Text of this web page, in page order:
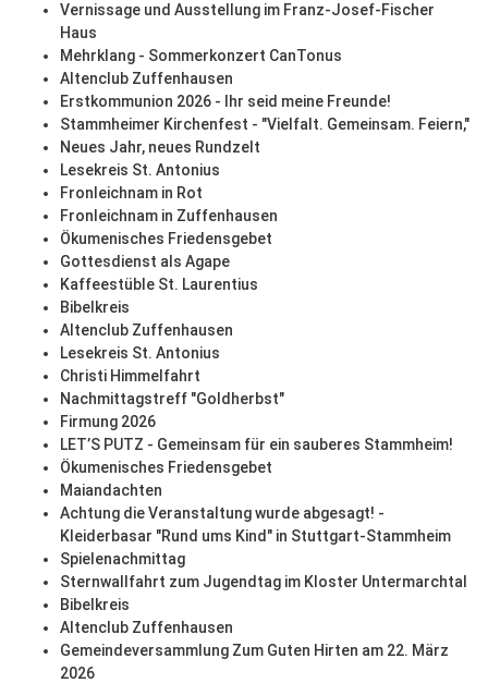
Vernissage und Ausstellung im Franz-Josef-Fischer
Haus
Mehrklang - Sommerkonzert CanTonus
Altenclub Zuffenhausen
Erstkommunion 2026 - Ihr seid meine Freunde!
Stammheimer Kirchenfest - "Vielfalt. Gemeinsam. Feiern,"
Neues Jahr, neues Rundzelt
Lesekreis St. Antonius
Fronleichnam in Rot
Fronleichnam in Zuffenhausen
Ökumenisches Friedensgebet
Gottesdienst als Agape
Kaffeestüble St. Laurentius
Bibelkreis
Altenclub Zuffenhausen
Lesekreis St. Antonius
Christi Himmelfahrt
Nachmittagstreff "Goldherbst"
Firmung 2026
LET’S PUTZ - Gemeinsam für ein sauberes Stammheim!
Ökumenisches Friedensgebet
Maiandachten
Achtung die Veranstaltung wurde abgesagt! -
Kleiderbasar "Rund ums Kind" in Stuttgart-Stammheim
Spielenachmittag
Sternwallfahrt zum Jugendtag im Kloster Untermarchtal
Bibelkreis
Altenclub Zuffenhausen
Gemeindeversammlung Zum Guten Hirten am 22. März
2026